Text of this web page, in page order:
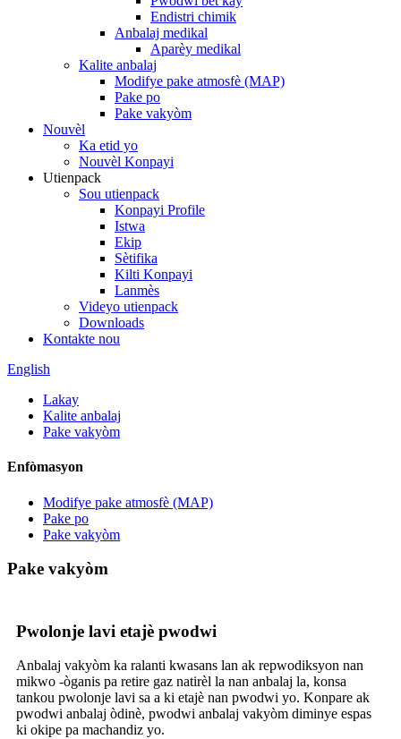
Endistri chimik
Anbalaj medikal
Aparèy medikal
Kalite anbalaj
Modifye pake atmosfè (MAP)
Pake po
Pake vakyòm
Nouvèl
Ka etid yo
Nouvèl Konpayi
Utienpack
Sou utienpack
Konpayi Profile
Istwa
Ekip
Sètifika
Kilti Konpayi
Lanmès
Videyo utienpack
Downloads
Kontakte nou
English
Lakay
Kalite anbalaj
Pake vakyòm
Enfòmasyon
Modifye pake atmosfè (MAP)
Pake po
Pake vakyòm
Pake vakyòm
Pwolonje lavi etajè pwodwi
Anbalaj vakyòm ka ralanti kwasans lan ak repwodiksyon nan
mikwo -òganis pa retire gaz natirèl la nan anbalaj la, konsa
tankou pwolonje lavi sa a ki etajè nan pwodwi yo. Konpare ak
pwodwi anbalaj òdinè, pwodwi anbalaj vakyòm diminye espas
ki okipe pa machandiz yo.